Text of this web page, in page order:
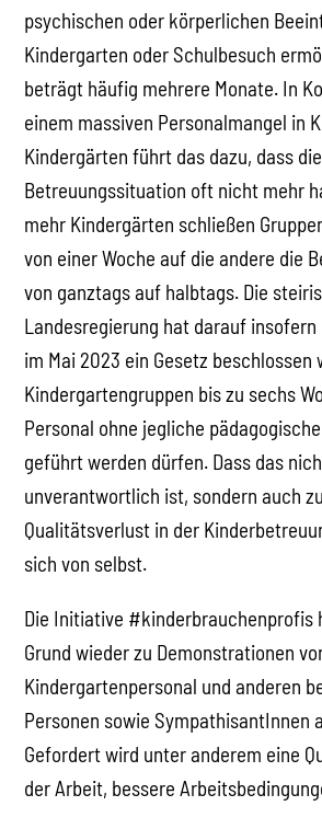
psychischen oder körperlichen
Kindergarten oder Schulbesuch
beträgt häufig mehrere Monate. In
einem massiven Personalmangel in
Kindergärten führt das dazu, dass die
Betreuungssituation oft nicht mehr
mehr Kindergärten schließen
von einer Woche auf die andere die
von ganztags auf halbtags. Die
Landesregierung hat darauf
im Mai 2023 ein Gesetz beschlossen
Kindergartengruppen bis zu sechs
Personal ohne jegliche
geführt werden dürfen. Dass das
unverantwortlich ist, sondern auch
Qualitätsverlust in der
sich von selbst.
Die Initiative #kinderbrauchenprofis
Grund wieder zu Demonstrationen
Kindergartenpersonal und anderen
Personen sowie SympathisantInnen
Gefordert wird unter anderem eine
der Arbeit, bessere